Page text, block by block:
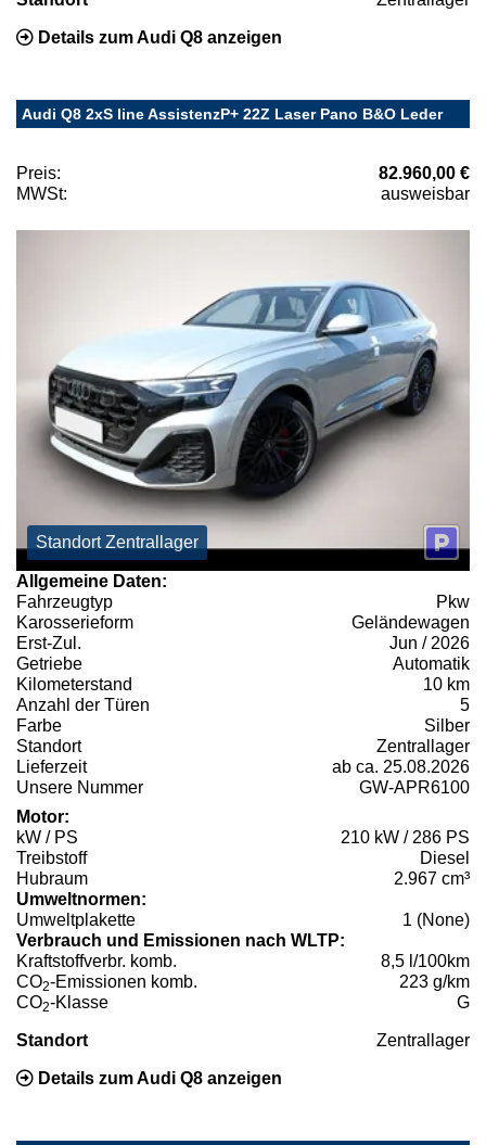
Details zum Audi Q8 anzeigen
Audi Q8 2xS line AssistenzP+ 22Z Laser Pano B&O Leder
Preis:
82.960,00 €
MWSt:
ausweisbar
Standort Zentrallager
Allgemeine Daten:
Fahrzeugtyp
Pkw
Karosserieform
Geländewagen
Erst-Zul.
Jun / 2026
Getriebe
Automatik
Kilometerstand
10 km
Anzahl der Türen
5
Farbe
Silber
Standort
Zentrallager
Lieferzeit
ab ca. 25.08.2026
Unsere Nummer
GW-APR6100
Motor:
kW / PS
210 kW / 286 PS
Treibstoff
Diesel
Hubraum
2.967 cm³
Umweltnormen:
Umweltplakette
1 (None)
Verbrauch und Emissionen nach WLTP:
Kraftstoffverbr. komb.
8,5 l/100km
CO2-Emissionen komb.
223 g/km
CO2-Klasse G
Standort Zentrallager
Details zum Audi Q8 anzeigen